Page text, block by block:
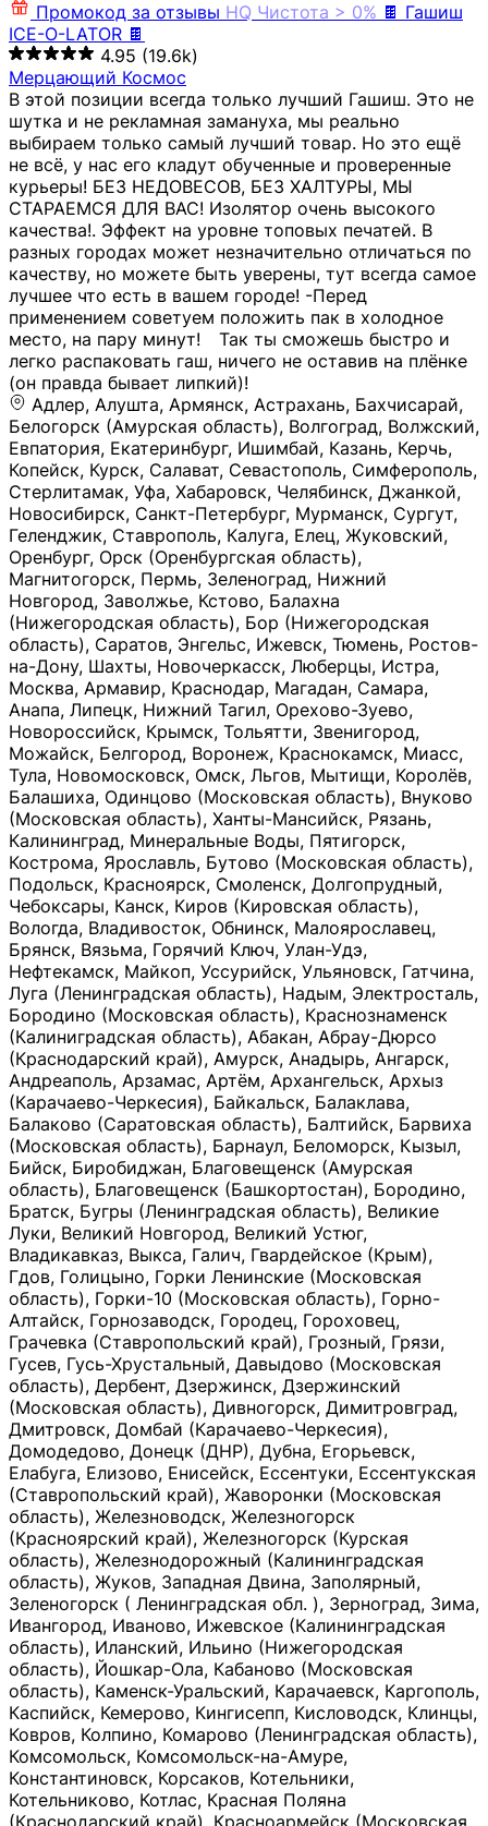
Промокод за отзывы HQ Чистота > 0% 🍫 Гашиш
ICE-O-LATOR 🍫
4.95 (19.6k)
Мерцающий Космос
В этой позиции всегда только лучший Гашиш. Это не
шутка и не рекламная замануха, мы реально
выбираем только самый лучший товар. Но это ещё
не всё, у нас его кладут обученные и проверенные
курьеры! БЕЗ НЕДОВЕСОВ, БЕЗ ХАЛТУРЫ, МЫ
СТАРАЕМСЯ ДЛЯ ВАС! Изолятор очень высокого
качества!. Эффект на уровне топовых печатей. В
разных городах может незначительно отличаться по
качеству, но можете быть уверены, тут всегда самое
лучшее что есть в вашем городе! -Перед
применением советуем положить пак в холодное
место, на пару минут!⠀ Так ты сможешь быстро и
легко распаковать гаш, ничего не оставив на плёнке
(он правда бывает липкий)!
Адлер, Алушта, Армянск, Астрахань, Бахчисарай,
Белогорск (Амурская область), Волгоград, Волжский,
Евпатория, Екатеринбург, Ишимбай, Казань, Керчь,
Копейск, Курск, Салават, Севастополь, Симферополь,
Стерлитамак, Уфа, Хабаровск, Челябинск, Джанкой,
Новосибирск, Санкт-Петербург, Мурманск, Сургут,
Геленджик, Ставрополь, Калуга, Елец, Жуковский,
Оренбург, Орск (Оренбургская область),
Магнитогорск, Пермь, Зеленоград, Нижний
Новгород, Заволжье, Кстово, Балахна
(Нижегородская область), Бор (Нижегородская
область), Саратов, Энгельс, Ижевск, Тюмень, Ростов-
на-Дону, Шахты, Новочеркасск, Люберцы, Истра,
Москва, Армавир, Краснодар, Магадан, Самара,
Анапа, Липецк, Нижний Тагил, Орехово-Зуево,
Новороссийск, Крымск, Тольятти, Звенигород,
Можайск, Белгород, Воронеж, Краснокамск, Миасс,
Тула, Новомосковск, Омск, Льгов, Мытищи, Королёв,
Балашиха, Одинцово (Московская область), Внуково
(Московская область), Ханты-Мансийск, Рязань,
Калининград, Минеральные Воды, Пятигорск,
Кострома, Ярославль, Бутово (Московская область),
Подольск, Красноярск, Смоленск, Долгопрудный,
Чебоксары, Канск, Киров (Кировская область),
Вологда, Владивосток, Обнинск, Малоярославец,
Брянск, Вязьма, Горячий Ключ, Улан-Удэ,
Нефтекамск, Майкоп, Уссурийск, Ульяновск, Гатчина,
Луга (Ленинградская область), Надым, Электросталь,
Бородино (Московская область), Краснознаменск
(Калиниградская область), Абакан, Абрау-Дюрсо
(Краснодарский край), Амурск, Анадырь, Ангарск,
Андреаполь, Арзамас, Артём, Архангельск, Архыз
(Карачаево-Черкесия), Байкальск, Балаклава,
Балаково (Саратовская область), Балтийск, Барвиха
(Московская область), Барнаул, Беломорск, Кызыл,
Бийск, Биробиджан, Благовещенск (Амурская
область), Благовещенск (Башкортостан), Бородино,
Братск, Бугры (Ленинградская область), Великие
Луки, Великий Новгород, Великий Устюг,
Владикавказ, Выкса, Галич, Гвардейское (Крым),
Гдов, Голицыно, Горки Ленинские (Московская
область), Горки-10 (Московская область), Горно-
Алтайск, Горнозаводск, Городец, Гороховец,
Грачевка (Ставропольский край), Грозный, Грязи,
Гусев, Гусь-Хрустальный, Давыдово (Московская
область), Дербент, Дзержинск, Дзержинский
(Московская область), Дивногорск, Димитровград,
Дмитровск, Домбай (Карачаево-Черкесия),
Домодедово, Донецк (ДНР), Дубна, Егорьевск,
Елабуга, Елизово, Енисейск, Ессентуки, Ессентукская
(Ставропольский край), Жаворонки (Московская
область), Железноводск, Железногорск
(Красноярский край), Железногорск (Курская
область), Железнодорожный (Калининградская
область), Жуков, Западная Двина, Заполярный,
Зеленогорск ( Ленинградская обл. ), Зерноград, Зима,
Ивангород, Иваново, Ижевское (Калининградская
область), Иланский, Ильино (Нижегородская
область), Йошкар-Ола, Кабаново (Московская
область), Каменск-Уральский, Карачаевск, Каргополь,
Каспийск, Кемерово, Кингисепп, Кисловодск, Клинцы,
Ковров, Колпино, Комарово (Ленинградская область),
Комсомольск, Комсомольск-на-Амуре,
Константиновск, Корсаков, Котельники,
Котельниково, Котлас, Красная Поляна
(Краснодарский край), Красноармейск (Московская